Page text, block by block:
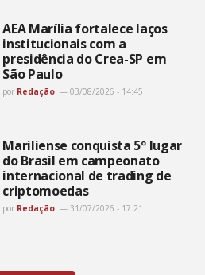
AEA Marília fortalece laços
institucionais com a
presidência do Crea-SP em
São Paulo
por Redação 03/08/2026 - 14:45
Mariliense conquista 5º lugar
do Brasil em campeonato
internacional de trading de
criptomoedas
por Redação 31/07/2026 - 17:21